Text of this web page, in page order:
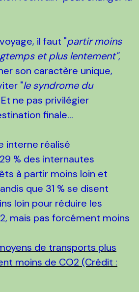
il faut "partir moins
et plus lentement",
son caractère unique,
"le syndrome du
ne pas privilégier
finale…
interne réalisé
% des internautes
à partir moins loin et
que 31 % se disent
loin pour réduire les
mais pas forcément moins